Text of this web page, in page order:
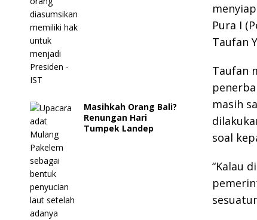
Pura I
Taufan
Taufan
masih
soal
“Kalau
Masihkah Orang Bali?
Renungan Hari
Tumpek Landep